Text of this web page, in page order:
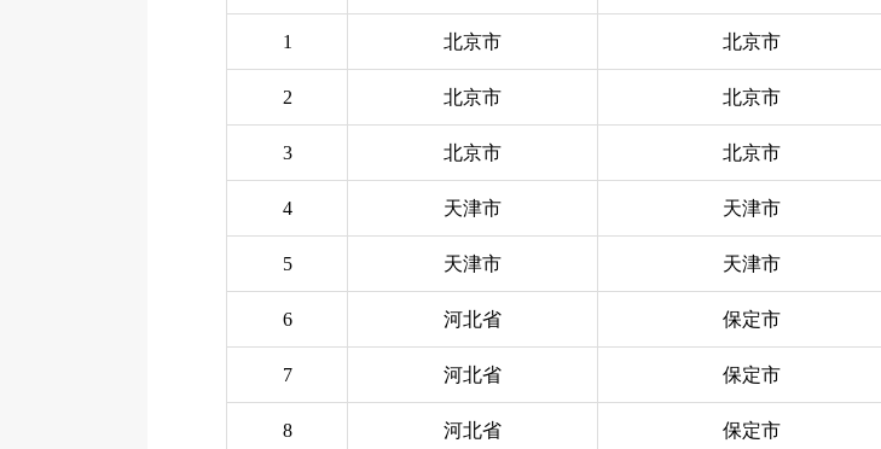
1 北京市 北京市
2 北京市 北京市
3 北京市 北京市
4 天津市 天津市
5 天津市 天津市
6 河北省 保定市
7 河北省 保定市
8 河北省 保定市